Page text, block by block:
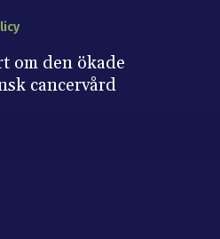
om den ökade
cancervård